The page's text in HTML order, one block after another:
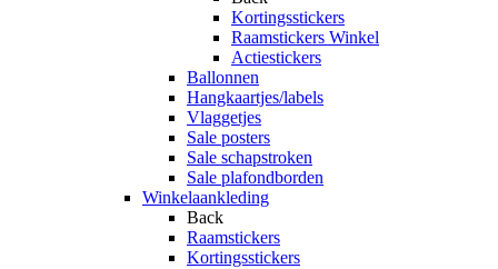
Kortingsstickers
Raamstickers Winkel
Actiestickers
Ballonnen
Hangkaartjes/labels
Vlaggetjes
Sale posters
Sale schapstroken
Sale plafondborden
Winkelaankleding
Back
Raamstickers
Kortingsstickers